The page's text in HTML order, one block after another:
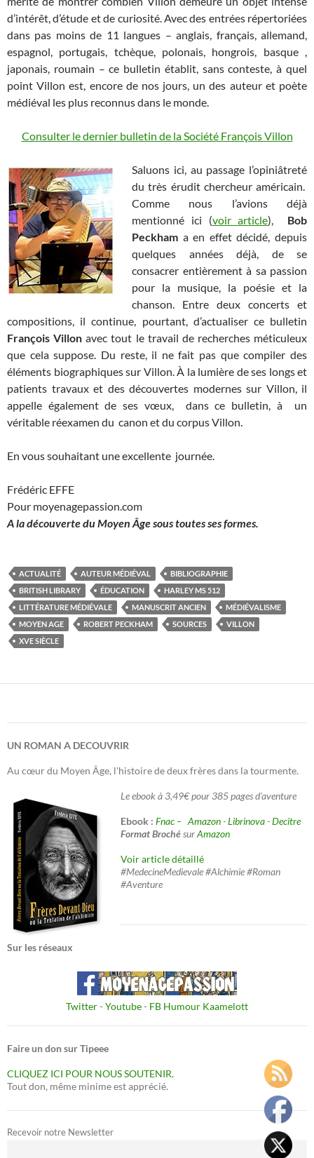
d’intérêt, d’étude et de curiosité. Avec des entrées répertoriées
dans pas moins de 11 langues – anglais, français, allemand,
espagnol, portugais, tchèque, polonais, hongrois, basque ,
japonais, roumain – ce bulletin établit, sans conteste, à quel
point Villon est, encore de nos jours, un des auteur et poète
médiéval les plus reconnus dans le monde.
Consulter le dernier bulletin de la Société François Villon
Saluons ici, au passage l’opiniâtreté
du très érudit chercheur américain.
Comme nous l’avions déjà
mentionné ici (voir article), Bob
Peckham a en effet décidé, depuis
quelques années déjà, de se
consacrer entièrement à sa passion
pour la musique, la poésie et la
chanson. Entre deux concerts et
compositions, il continue, pourtant, d’actualiser ce bulletin
François Villon avec tout le travail de recherches méticuleux
que cela suppose. Du reste, il ne fait pas que compiler des
éléments biographiques sur Villon. À la lumière de ses longs et
patients travaux et des découvertes modernes sur Villon, il
appelle également de ses vœux, dans ce bulletin, à un
véritable réexamen du canon et du corpus Villon.
En vous souhaitant une excellente journée.
Frédéric EFFE
Pour moyenagepassion.com
A la découverte du Moyen Âge sous toutes ses formes.
ACTUALITÉ AUTEUR MÉDIÉVAL
BIBLIOGRAPHIE
BRITISH LIBRARY
ÉDUCATION
HARLEY MS 512
LITTÉRATURE MÉDIÉVALE
MANUSCRIT ANCIEN
MÉDIÉVALISME
MOYEN AGE
ROBERT PECKHAM SOURCES
VILLON
XVE SIÈCLE
UN ROMAN A DECOUVRIR
Au cœur du Moyen Âge, l'histoire de deux frères dans la tourmente.
Le ebook à 3,49€ pour 385 pages d'aventure
Ebook : Fnac – Amazon-Librinova-Decitre
Format BrochésurAmazon
Voir article détaillé
#MedecineMedievale #Alchimie #Roman
#Aventure
Sur les réseaux
Twitter- Youtube- FB Humour Kaamelott
Faire un don sur Tipeee
CLIQUEZ ICI POUR NOUS SOUTENIR.
Tout don, même minime est apprécié.
Recevoir notre Newsletter